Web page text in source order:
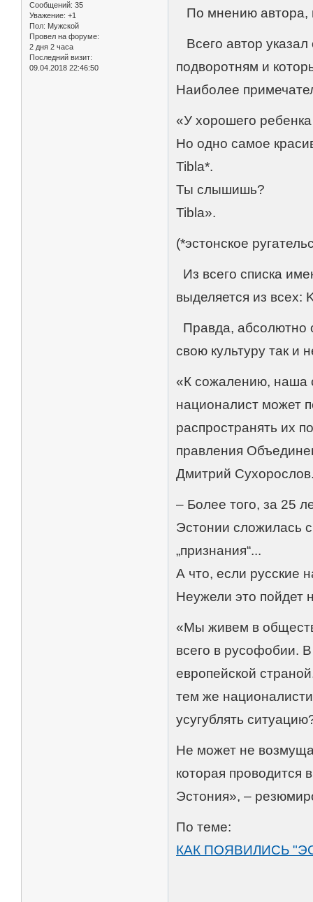
Сообщений: 35
Уважение: +1
Пол: Мужской
Провел на форуме:
2 дня 2 часа
Последний визит:
09.04.2018 22:46:50
По мнению автора,
Всего автор
подворотням и
Наиболее
«У хорошего
Но одно самое
Tibla*.
Ты слышишь?
Tibla».
(*эстонское
Из всего списка
выделяется из всех:
Правда, абсолютно
свою культуру так и
«К сожалению, наша
националист может
распространять их
правления
Дмитрий
– Более того, за 25
Эстонии сложилась
„признания“...
А что, если русские
Неужели это пойдет
«Мы живем в
всего в русофобии.
европейской
тем же
усугублять
Не может не
которая проводится
Эстония», –
По теме:
КАК ПОЯВИЛИСЬ